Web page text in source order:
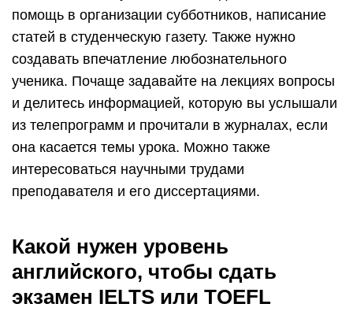
помощь в организации субботников, написание
статей в студенческую газету. Также нужно
создавать впечатление любознательного
ученика. Почаще задавайте на лекциях вопросы
и делитесь информацией, которую вы услышали
из телепрограмм и прочитали в журналах, если
она касается темы урока. Можно также
интересоваться научными трудами
преподавателя и его диссертациями.
Какой нужен уровень
английского, чтобы сдать
экзамен IELTS или TOEFL